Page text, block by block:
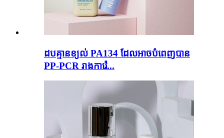
ដបគ្មានខ្យល់ PA134 ដែលអាចបំពេញបាន
PP-PCR រាងការ៉េ...